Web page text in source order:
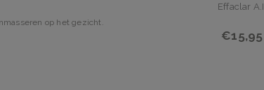
op het gezicht.
Effaclar A.I.
€15,95